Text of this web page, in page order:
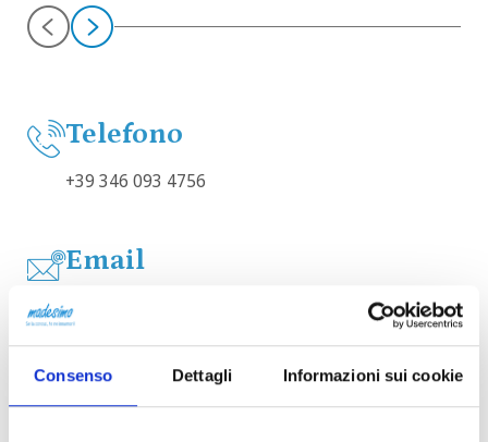
Consenso Dettagli Informazioni sui cookie
Telefono
+39 346 093 4756
Email
emanuele@onestepoutside.it
Social